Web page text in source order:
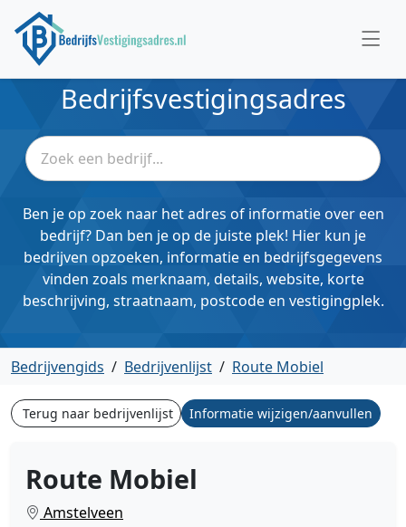
Bedrijfsvestigingsadres
Ben je op zoek naar het adres of informatie over een
bedrijf? Dan ben je op de juiste plek! Hier kun je
bedrijven opzoeken, informatie en bedrijfsgegevens
vinden zoals merknaam, details, website, korte
beschrijving, straatnaam, postcode en vestigingplek.
Bedrijvengids / Bedrijvenlijst / Route Mobiel
Terug naar bedrijvenlijst Informatie wijzigen/aanvullen
Route Mobiel
Amstelveen